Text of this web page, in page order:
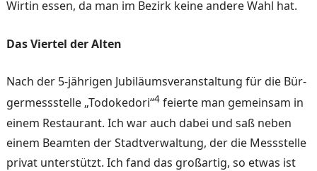
Wirtin essen, da man im Bezirk keine andere Wahl hat.
Das Viertel der Alten
Nach der 5-jährigen Jubilä­umsveranstaltung für die Bür­
germessstelle „Todokedori“4 feierte man gemeinsam in
ei­nem Restaurant. Ich war auch dabei und saß neben
einem Beamten der Stadtverwaltung, der die Messstelle
privat un­terstützt. Ich fand das großar­tig, so etwas ist